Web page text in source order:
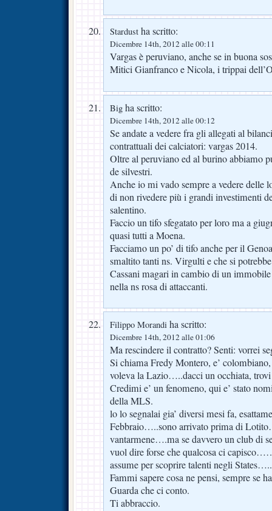
Stardust ha scritto:
Dicembre 14th, 2012 alle 00:11
Vargas è peruviano, anche se in buona
Mitici Gianfranco e Nicola, i trippai
Big ha scritto:
Dicembre 14th, 2012 alle 00:12
Se andate a vedere fra gli allegati al
contrattuali dei calciatori: vargas 2014.
Oltre al peruviano ed al burino abbiamo
de silvestri.
Anche io mi vado sempre a vedere delle
di non rivedere più i grandi investimenti
salentino.
Faccio un tifo sfegatato per loro ma a
quasi tutti a Moena.
Facciamo un po’ di tifo anche per il
smaltito tanti ns. Virgulti e che si
Cassani magari in cambio di un
nella ns rosa di attaccanti.
Filippo Morandi ha scritto:
Dicembre 14th, 2012 alle 01:06
Ma rescindere il contratto? Senti: vorrei
Si chiama Fredy Montero, e’
voleva la Lazio…..dacci un occhiata,
Credimi e’ un fenomeno, qui e’ stato
della MLS.
lo lo segnalai gia’ diversi mesi fa,
Febbraio…..sono arrivato prima di
vantarmene….ma se davvero un club di
vuol dire forse che qualcosa ci
assume per scoprire talenti negli States…..
Fammi sapere cosa ne pensi, sempre se
Guarda che ci conto.
Ti abbraccio.